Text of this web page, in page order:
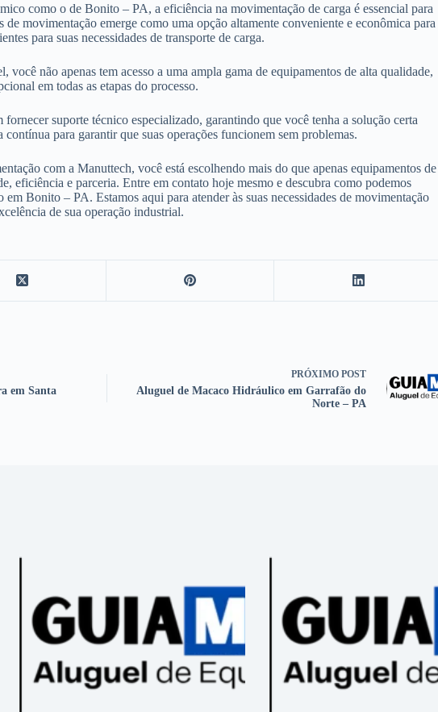
como o de Bonito – PA, a eficiência na movimentação de carga é essencial para
movimentação emerge como uma opção altamente conveniente e econômica para
para suas necessidades de transporte de carga.
não apenas tem acesso a uma ampla gama de equipamentos de alta qualidade,
em todas as etapas do processo.
suporte técnico especializado, garantindo que você tenha a solução certa
para garantir que suas operações funcionem sem problemas.
com a Manuttech, você está escolhendo mais do que apenas equipamentos de
eficiência e parceria. Entre em contato hoje mesmo e descubra como podemos
Bonito – PA. Estamos aqui para atender às suas necessidades de movimentação
de sua operação industrial.
em Santa
PRÓXIMO POST
Aluguel de Macaco Hidráulico em Garrafão do
Norte – PA